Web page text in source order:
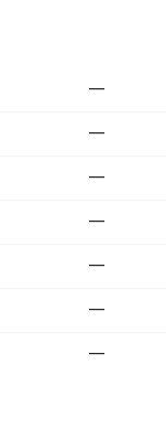
—
—
—
—
—
—
—